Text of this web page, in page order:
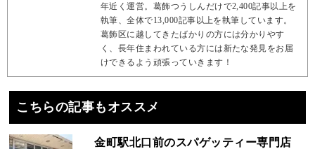
年近く運営。葛飾つうしんだけで2,400記事以上を
執筆、全体で13,000記事以上を執筆しています。
葛飾区に越してきたばかりの方には分かりやす
く、長年住まわれている方には新たな発見をお届
けできるよう頑張っていきます！
こちらの記事もオススメ
金町駅北口前のスパゲッティー専門店